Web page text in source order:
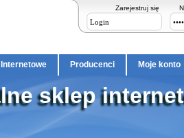
Zarejestruj się
Producenci Moje konto
sklep